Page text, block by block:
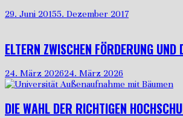
29. Juni 20155. Dezember 2017
ELTERN ZWISCHEN FÖRDERUNG UND
24. März 202624. März 2026
DIE WAHL DER RICHTIGEN